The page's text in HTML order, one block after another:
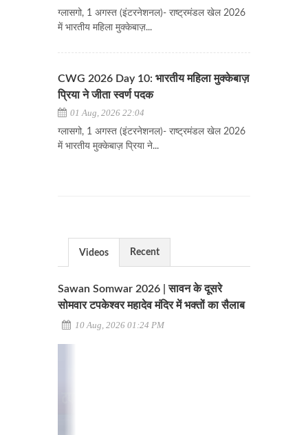
ग्लासगो, 1 अगस्त (इंटरनेशनल)- राष्ट्रमंडल खेल 2026
में भारतीय महिला मुक्केबाज़...
CWG 2026 Day 10: भारतीय महिला मुक्केबाज़
प्रिया ने जीता स्वर्ण पदक
01 Aug, 2026 22:04
ग्लासगो, 1 अगस्त (इंटरनेशनल)- राष्ट्रमंडल खेल 2026
में भारतीय मुक्केबाज़ प्रिया ने...
Videos Recent
Sawan Somwar 2026 | सावन के दूसरे
सोमवार टपकेश्वर महादेव मंदिर में भक्तों का सैलाब
10 Aug, 2026 01:24 PM